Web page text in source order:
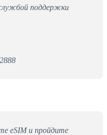
поддержки
eSIM и пройдите